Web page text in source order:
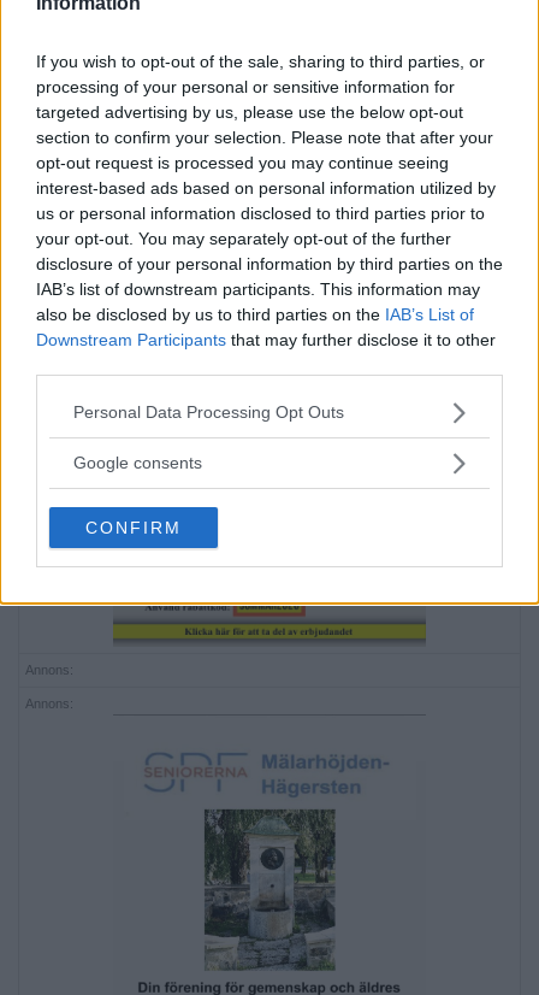
If you wish to opt-out of the sale, sharing to third parties, or
processing of your personal or sensitive information for
targeted advertising by us, please use the below opt-out
section to confirm your selection. Please note that after your
opt-out request is processed you may continue seeing
interest-based ads based on personal information utilized by
us or personal information disclosed to third parties prior to
your opt-out. You may separately opt-out of the further
disclosure of your personal information by third parties on the
IAB’s list of downstream participants. This information may
also be disclosed by us to third parties on the IAB’s List of
Downstream Participants that may further disclose it to other
Please note that this website/app uses one or more Google
not limited to your visit or usage behaviour. You may click to
use your data for below specified purposes in below Google
consent section.
Personal Data Processing Opt Outs
Google consents
CONFIRM
Annons:
Annons:
Annons: